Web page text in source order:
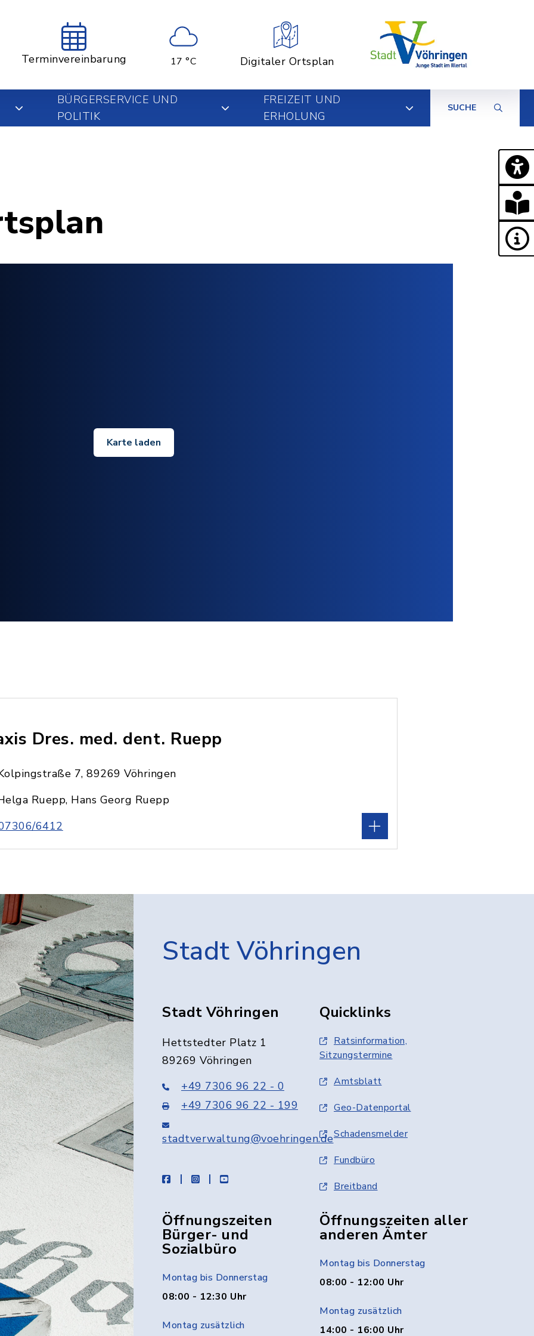
Terminvereinbarung 17 °C Digitaler Ortsplan
BÜRGERSERVICE UND
POLITIK
FREIZEIT UND
ERHOLUNG
SUCHE
Karte laden
Dres. med. dent. Ruepp
7, 89269 Vöhringen
Ruepp, Hans Georg Ruepp
6412
Stadt Vöhringen
Stadt Vöhringen
Hettstedter Platz 1
89269 Vöhringen
+49 7306 96 22 - 0
+49 7306 96 22 - 199
stadtverwaltung@voehringen.de
facebookinstagramyoutube
Quicklinks
Ratsinformation,
Sitzungstermine
Amtsblatt
Geo-Datenportal
Schadensmelder
Fundbüro
Breitband
Öffnungszeiten
Bürger- und
Sozialbüro
Montag bis Donnerstag
08:00 - 12:30 Uhr
Montag zusätzlich
Öffnungszeiten aller
anderen Ämter
Montag bis Donnerstag
08:00 - 12:00 Uhr
Montag zusätzlich
14:00 - 16:00 Uhr